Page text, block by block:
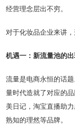
经营理念层出不穷。
对于化妆品企业来讲
机遇一：新流量池的出
流量是电商永恒的话
量时代造就了对应的
美日记，淘宝直播助
熟知的理然等品牌。